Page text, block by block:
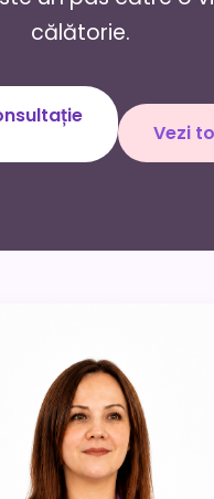
călătorie.
Vezi